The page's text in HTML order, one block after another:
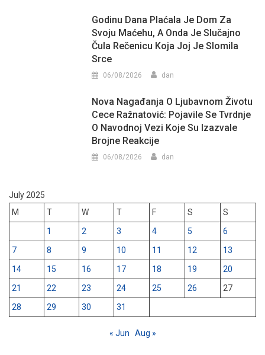
Godinu Dana Plaćala Je Dom Za
Svoju Maćehu, A Onda Je Slučajno
Čula Rečenicu Koja Joj Je Slomila
Srce
06/08/2026 dan
Nova Nagađanja O Ljubavnom Životu
Cece Ražnatović: Pojavile Se Tvrdnje
O Navodnoj Vezi Koje Su Izazvale
Brojne Reakcije
06/08/2026 dan
July 2025
M
T W T F S
S
1
2 3 4 5
6
7
8 9 10 11 12
13
14
15 16 17 18 19
20
21
22 23 24 25 26
27
28
29 30 31
« Jun Aug »